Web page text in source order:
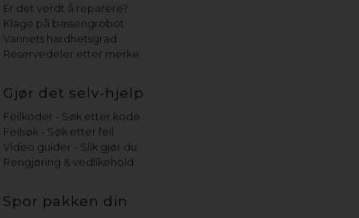
Er det verdt å reparere?
Klage på bassengrobot
Vannets hardhetsgrad
Reservedeler etter merke
Gjør det selv-hjelp
Feilkoder - Søk etter kode
Feilsøk - Søk etter feil
Video guider - Slik gjør du
Rengjøring & vedlikehold
Spor pakken din